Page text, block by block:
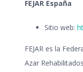
FEJAR España
Sitio web:
FEJAR es la
Azar